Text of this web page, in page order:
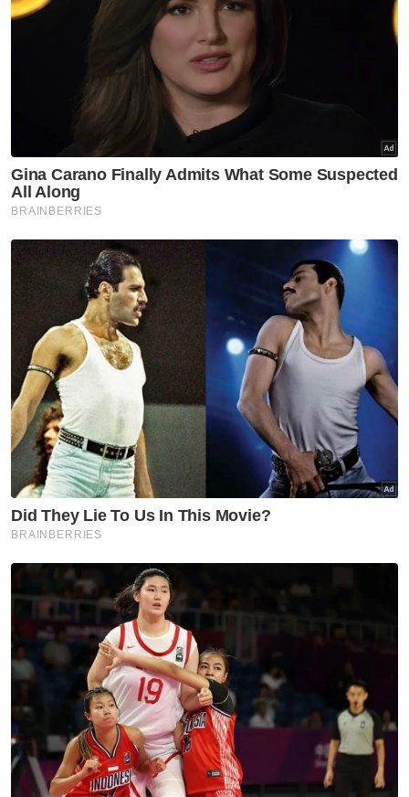
Muat turun aplikasi Sinar Harian. Klik di sini!
Saman Pemula
Krisis Negeri Sembilan
Undang Yang Empat
Artikel Disyorkan
Semasa
Jenazah tiga anggota polis
maut renjatan elektrik akan
dibawa pulang ke kampung
halaman